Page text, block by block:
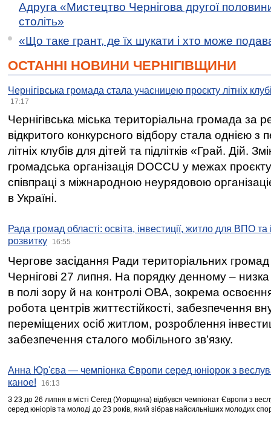
Адруга «Мистецтво Чернігова другої
століть»
«Що таке грант, де їх шукати і хто може
ОСТАННІ НОВИНИ ЧЕРНІГІВЩИНИ
Чернігівська громада стала учасницею проєкту літніх
17:17
Чернігівська міська територіальна громада за
відкритого конкурсного відбору стала однією
літніх клубів для дітей та підлітків «Грай. Дій.
громадська організація DOCCU у межах
співпраці з міжнародною неурядовою
в Україні.
Рада громад області: освіта, інвестиції, житло для ВПО
розвитку
16:55
Чергове засідання Ради територіальних громад
Чернігові 27 липня. На порядку денному –
в полі зору й на контролі ОВА, зокрема освоєння
робота центрів життєстійкості, забезпечення
переміщених осіб житлом, розроблення
забезпечення сталого мобільного зв’язку.
Анна Юр'єва — чемпіонка Європи серед юніорок з
каное!
16:13
З 23 до 26 липня в місті Сегед (Угорщина) відбувся чемпіонат Європи з
серед юніорів та молоді до 23 років, який зібрав найсильніших молодих